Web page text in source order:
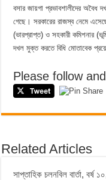
বসার জায়গা প্রভাবশালীদের অবৈধ
গেছে। সরকারের রাজস্ব নেমে
(ভারপ্রাপ্ত) ও সহকারী কমিশনার
দখল মুক্ত করতে বিধি মোতাবেক
Please follow
Related Articles
সাপ্তাহিক চলনবিল বার্তা,